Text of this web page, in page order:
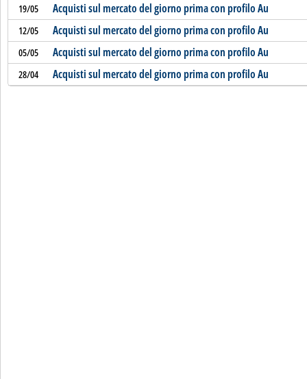
19/05 Acquisti sul mercato del giorno prima con profilo Au
12/05 Acquisti sul mercato del giorno prima con profilo Au
05/05 Acquisti sul mercato del giorno prima con profilo Au
28/04 Acquisti sul mercato del giorno prima con profilo Au